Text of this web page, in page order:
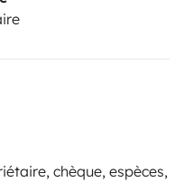
chèque, espèces,